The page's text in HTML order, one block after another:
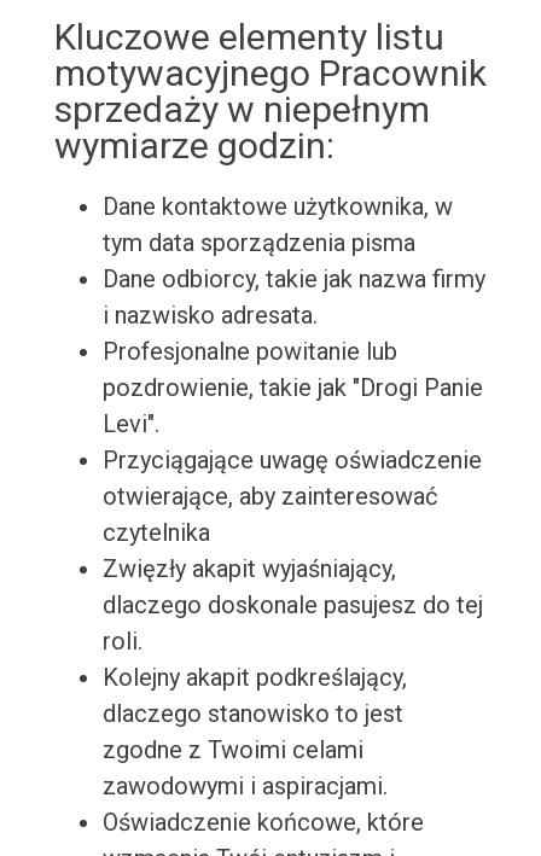
Kluczowe elementy listu
motywacyjnego Pracownik
sprzedaży w niepełnym
wymiarze godzin:
Dane kontaktowe użytkownika, w
tym data sporządzenia pisma
Dane odbiorcy, takie jak nazwa firmy
i nazwisko adresata.
Profesjonalne powitanie lub
pozdrowienie, takie jak "Drogi Panie
Levi".
Przyciągające uwagę oświadczenie
otwierające, aby zainteresować
czytelnika
Zwięzły akapit wyjaśniający,
dlaczego doskonale pasujesz do tej
roli.
Kolejny akapit podkreślający,
dlaczego stanowisko to jest
zgodne z Twoimi celami
zawodowymi i aspiracjami.
Oświadczenie końcowe, które